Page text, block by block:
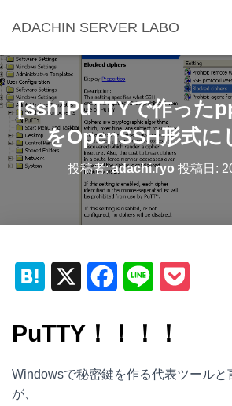
ADACHIN SERVER LABO
[ssh]PuTTYで作った
をOpenSSH形式に
投稿者:adachi.ryo 投稿日:
c
e
PuTTY！！！！
Windowsで秘密鍵を作る代表ツールと
が、